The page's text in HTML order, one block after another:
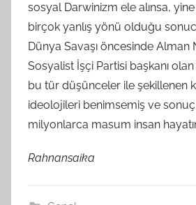
sosyal Darwinizm ele alınsa,
birçok yanlış yönü olduğu
Dünya Savaşı öncesinde Alman
Sosyalist İşçi Partisi başkanı
bu tür düşünceler ile şekillenen
ideolojileri benimsemiş ve
milyonlarca masum insan
Rahnansaika